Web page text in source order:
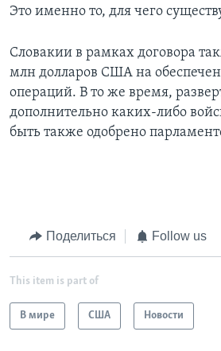
Это именно то, для чего
Словакии в рамках договора
млн долларов США на
операций. В то же время,
дополнительно каких-либо
быть также одобрено
Поделиться Follow us
This item is part of
В мире США Новости